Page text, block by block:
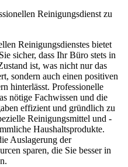
Reinigungsdienst zu
Reinigungsdienstes bietet
sicher, dass Ihr Büro stets in
ist, was nicht nur das
sondern auch einen positiven
hinterlässt. Professionelle
nötige Fachwissen und die
effizient und gründlich zu
Reinigungsmittel und -
Haushaltsprodukte.
Auslagerung der
sparen, die Sie besser in